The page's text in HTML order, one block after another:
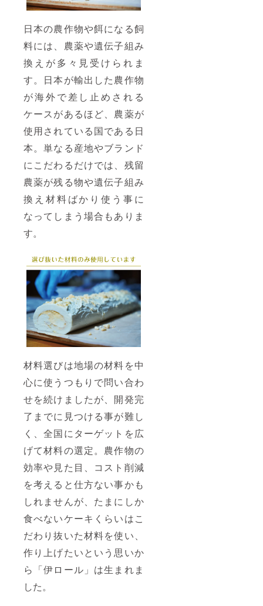
日本の農作物や餌になる飼
料には、農薬や遺伝子組み
換えが多々見受けられま
す。日本が輸出した農作物
が海外で差し止めされる
ケースがあるほど、農薬が
使用されている国である日
本。単なる産地やブランド
にこだわるだけでは、残留
農薬が残る物や遺伝子組み
換え材料ばかり使う事に
なってしまう場合もありま
す。
材料選びは地場の材料を中
心に使うつもりで問い合わ
せを続けましたが、開発完
了までに見つける事が難し
く、全国にターゲットを広
げて材料の選定。農作物の
効率や見た目、コスト削減
を考えると仕方ない事かも
しれませんが、たまにしか
食べないケーキくらいはこ
だわり抜いた材料を使い、
作り上げたいという思いか
ら「伊ロール」は生まれま
した。